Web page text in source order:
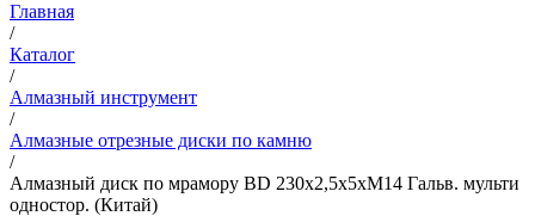
Главная
/
Каталог
/
Алмазный инструмент
/
Алмазные отрезные диски по камню
/
Алмазный диск по мрамору BD 230х2,5х5хМ14 Гальв. мульти
одностор. (Китай)